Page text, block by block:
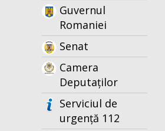
Guvernul
Romaniei
Senat
Camera
Deputaților
Serviciul de
urgență 112